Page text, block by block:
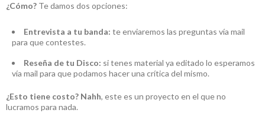
¿Cómo? Te damos dos opciones:
Entrevista a tu banda: te enviaremos las preguntas vía mail
para que contestes.
Reseña de tu Disco: si tenes material ya editado lo esperamos
vía mail para que podamos hacer una crítica del mismo.
¿Esto tiene costo? Nahh, este es un proyecto en el que no
lucramos para nada.